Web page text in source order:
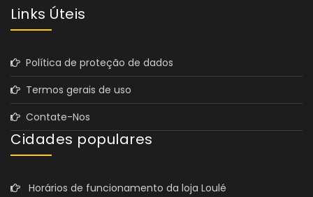
Links Úteis
Política de proteção de dados
Termos gerais de uso
Contate-Nos
Cidades populares
Horários de funcionamento da loja Loulé